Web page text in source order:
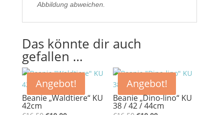
Abbildung abweichen.
Das könnte dir auch
gefallen …
Angebot!
Beanie „Waldtiere“ KU
42cm
Angebot!
Beanie „Dino-lino“ KU
38 / 42 / 44cm